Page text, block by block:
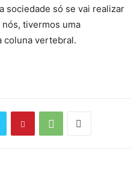
sociedade só se vai realizar
tivermos uma
coluna vertebral.